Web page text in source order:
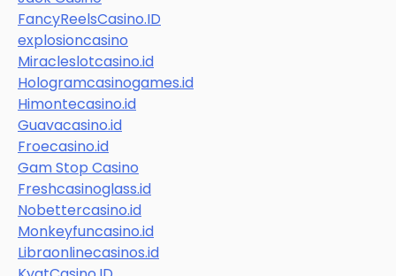
FancyReelsCasino.ID
explosioncasino
Miracleslotcasino.id
Hologramcasinogames.id
Himontecasino.id
Guavacasino.id
Froecasino.id
Gam Stop Casino
Freshcasinoglass.id
Nobettercasino.id
Monkeyfuncasino.id
Libraonlinecasinos.id